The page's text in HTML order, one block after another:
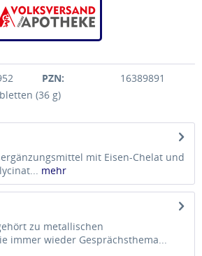
PZN:
16389891
(36 g)
mit Eisen-Chelat und
mehr
zu metallischen
immer wieder Gesprächsthema...